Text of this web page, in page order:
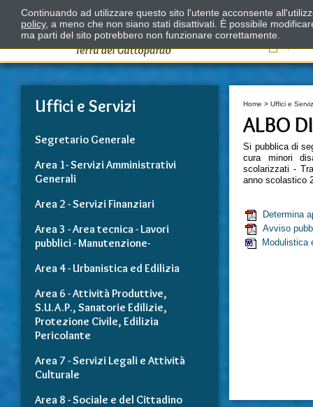
Il
Uffici e Servizi
Segretario Generale
Area 1- Servizi Amministrativi
Generali
Area 2 - Servizi Finanziari
Area 3 - Area tecnica - Lavori
pubblici - Manutenzione-
Area 4 - Urbanistica ed Edilizia
Area 6 - Attività Produttive,
S.U.A.P., Sanatorie Edilizie,
Protezione Civile, Edilizia
Pericolante
Area 7 - Servizi Legali e Attività
Culturale
Area 8 - Sociale e del Cittadino
Home >Uffici e
ALBO
Si pubblica di
cura minori
scolarizzati -
anno scolastico
Determina
Avviso
Modulistica
Continuando ad utilizzare questo sito l'utente acconsente
policy, a meno che non siano stati disattivati. È possibile
ma parti del sito potrebbero non funzionare correttamente.